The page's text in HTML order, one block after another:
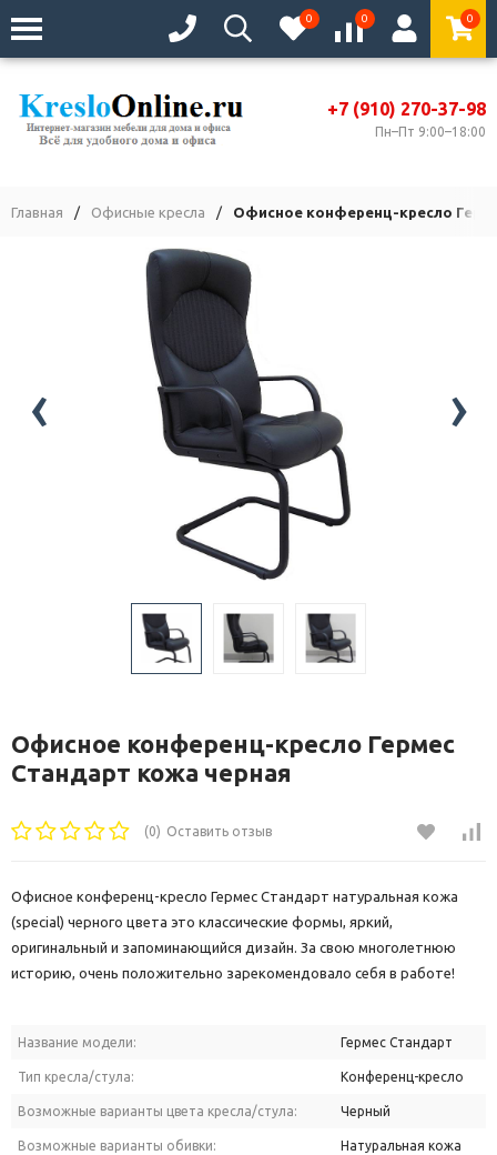
0 0 0
+7 (910) 270-37-98
Пн–Пт 9:00–18:00
Главная / Офисные кресла / Офисное конференц-кресло
‹ ›
Офисное конференц-кресло Гермес
Стандарт кожа черная
(0) Оставить отзыв
Офисное конференц-кресло Гермес Стандарт натуральная кожа
(special) черного цвета это классические формы, яркий,
оригинальный и запоминающийся дизайн. За свою многолетнюю
историю, очень положительно зарекомендовало себя в работе!
Название модели: Гермес Стандарт
Тип кресла/стула: Конференц-кресло
Возможные варианты цвета кресла/стула: Черный
Возможные варианты обивки: Натуральная кожа